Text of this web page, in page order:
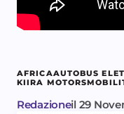
AFRICAAUTOBUS
KIIRA MOTORS
Redazioneil 29